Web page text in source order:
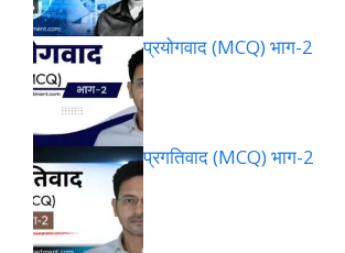
प्रयोगवाद (MCQ) भाग-2
प्रगतिवाद (MCQ) भाग-2